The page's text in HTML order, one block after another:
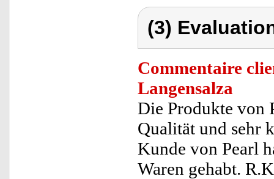
(3)
Commentaire
Langensalza
Die Produkte von
Qualität und sehr
Kunde von Pearl
Waren gehabt.